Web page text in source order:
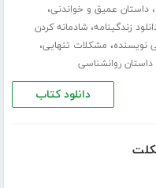
،داستان عمیق و خواندنی،
زندگینامه،شادمانه کردن
نویسنده، مشکلات تنهایی،
داستان روانشناسی
دانلود کتاب